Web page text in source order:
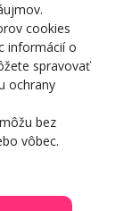
cookies
informácií o
spravovať
ochrany
bez
vôbec.